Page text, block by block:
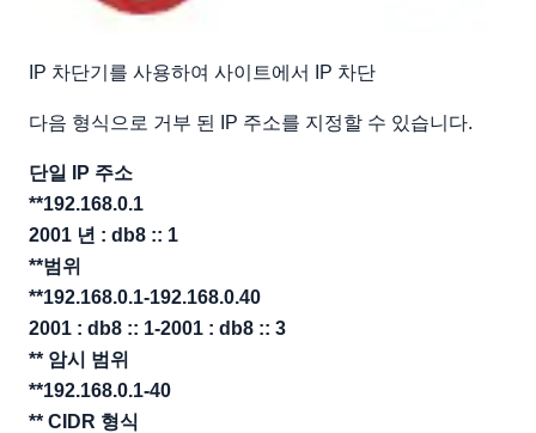
IP 차단기를 사용하여 사이트에서 IP 차단
다음 형식으로 거부 된 IP 주소를 지정할 수 있습니다.
단일 IP 주소
**192.168.0.1
2001 년 : db8 :: 1
**범위
**192.168.0.1-192.168.0.40
2001 : db8 :: 1-2001 : db8 :: 3
** 암시 범위
**192.168.0.1-40
** CIDR 형식